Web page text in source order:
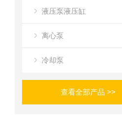
液压泵液压缸
离心泵
冷却泵
查看全部产品 >>